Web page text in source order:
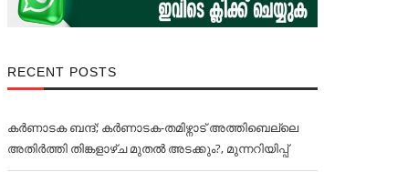
RECENT POSTS
കര്‍ണാടക ബന്ദ്; കര്‍ണാടക-തമിഴ്നാട് അത്തിബെല്ലെ
അതിര്‍ത്തി തിങ്കളാഴ്ച മുതല്‍ അടക്കും?, മുന്നറിയിപ്പ്